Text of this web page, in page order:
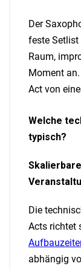
Der
feste Setlist
Raum,
Moment
Act von
Welche
typisch?
Die
Acts richtet
abhängig